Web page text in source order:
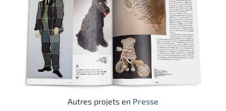
Autres projets en Presse